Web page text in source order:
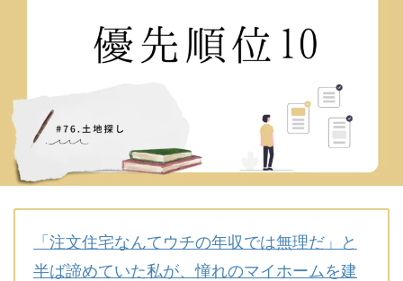
「注文住宅なんてウチの年収では無理だ」と
半ば諦めていた私が、憧れのマイホームを建